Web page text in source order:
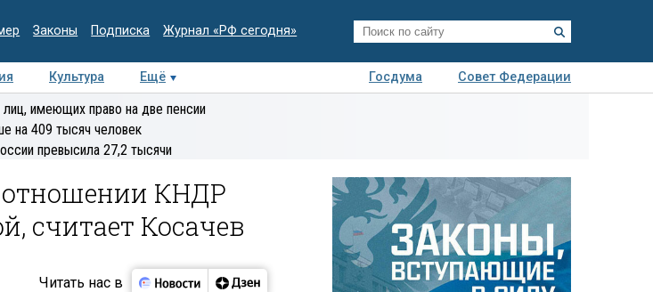
Законы Подписка Журнал «РФ сегодня»
Культура Ещё Госдума
Совет Федерации
Колумнисты
Деловая
имеющих право на две пенсии
на 409 тысяч человек
превысила 27,2 тысячи
КНДР
считает Косачев
Читать нас в